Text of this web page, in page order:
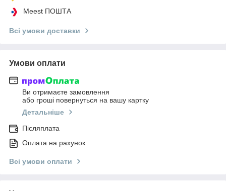
Meest ПОШТА
Всі умови доставки
Умови оплати
Ви отримаєте замовлення
або гроші повернуться на вашу картку
Детальніше
Післяплата
Оплата на рахунок
Всі умови оплати